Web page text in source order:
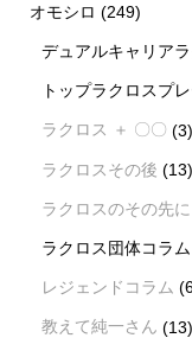
オモシロ (249)
デュアルキャリア
トップラクロスプ
ラクロス ＋ 〇〇 (3)
ラクロスその後 (13)
ラクロスのその先に
ラクロス団体コラム
レジェンドコラム
教えて純一さん (13)